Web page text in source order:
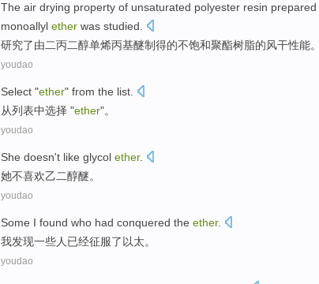
The air drying property of unsaturated polyester resin prepared
monoallyl ether was studied.
研究了由二丙二醇单烯丙基醚制得的不饱和聚酯树脂的风干性能。
youdao
Select "ether" from the list
从列表中选择 "ether"。
youdao
She doesn't like glycol ether.
她不喜欢乙二醇醚。
youdao
Some I found who had conquered the ether.
我发现一些人 已经征服了以太。
youdao